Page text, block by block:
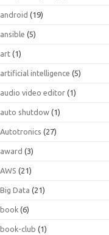
android (19)
ansible (5)
art (1)
artificial intelligence (5)
audio video editor (1)
auto shutdow (1)
Autotronics (27)
award (3)
AWS (21)
Big Data (21)
book (6)
book-club (1)